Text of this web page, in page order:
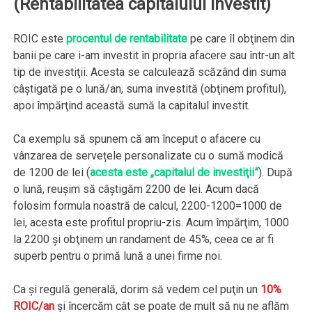
(Rentabilitatea capitalului investit)
ROIC esteprocentul de rentabilitate pe care îl obţinem din
banii pe care i-am investit în propria afacere sau într-un alt
tip de investiţii. Acesta se calculează scăzând din suma
câştigată pe o lună/an, suma investită (obţinem profitul),
apoi împărţind această sumă la capitalul investit.
Ca exemplu să spunem că am început o afacere cu
vânzarea de servețele personalizate cu o sumă modică
de 1200 de lei (acesta este „capitalul de investiţii”). După
o lună, reuşim să câştigăm 2200 de lei. Acum dacă
folosim formula noastră de calcul, 2200-1200=1000 de
lei, acesta este profitul propriu-zis. Acum împărţim, 1000
la 2200 şi obţinem un randament de 45%, ceea ce ar fi
superb pentru o primă lună a unei firme noi.
Ca şi regulă generală, dorim să vedem cel puţin un 10%
ROIC/an şi încercăm cât se poate de mult să nu ne aflăm